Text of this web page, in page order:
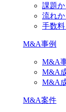
課題
流れ
手数
M&A事例
M&A
M&A
M&A
M&A案件